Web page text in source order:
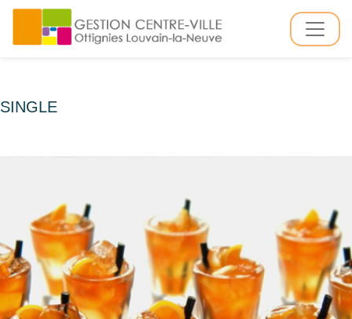
SINGLE